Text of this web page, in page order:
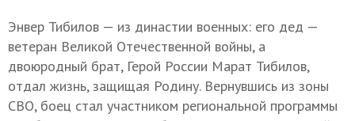
Энвер Тибилов — из династии военных: его дед —
ветеран Великой Отечественной войны, а
двоюродный брат, Герой России Марат Тибилов,
отдал жизнь, защищая Родину. Вернувшись из зоны
СВО, боец стал участником региональной программы